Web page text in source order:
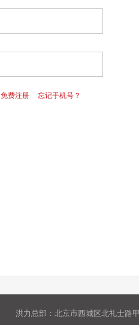
免费注册 忘记手机号？
洪力总部：北京市西城区北礼士路